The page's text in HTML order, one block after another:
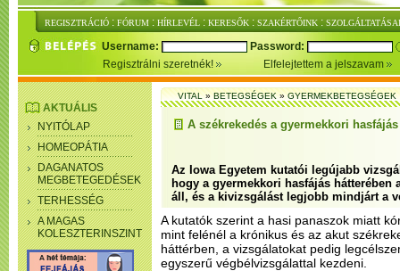
REGISZTRÁCIÓ : FÓRUM : HÍRLEVÉL : KERESŐK : SZAKÉRTŐINK :
Username:
Password:
Regisztrálni szeretnék!
Elfelejtettem a jelszavam
AKTUÁLIS
NYITÓLAP
HOMEOPÁTIA
DAGANATOS
MEGBETEGEDÉSEK
TERHESSÉG
A MAGAS
KOLESZTERINSZINT
VITAL»BETEGSÉGEK»GYERMEKBETEGSÉGEK
A székrekedés a gyermekkori
Az Iowa Egyetem kutatói legújabb
hogy a gyermekkori hasfájás hátterében
áll, és a kivizsgálást legjobb mindjárt a
A kutatók szerint a hasi panaszok miatt
mint felénél a krónikus és az akut
háttérben, a vizsgálatokat pedig
egyszerű végbélvizsgálattal kezdeni.